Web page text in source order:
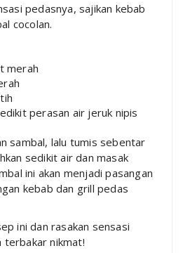
pedasnya, sajikan kebab
cocolan.
merah
perasan air jeruk nipis
sambal, lalu tumis sebentar
sedikit air dan masak
ini akan menjadi pasangan
kebab dan grill pedas
ini dan rasakan sensasi
terbakar nikmat!